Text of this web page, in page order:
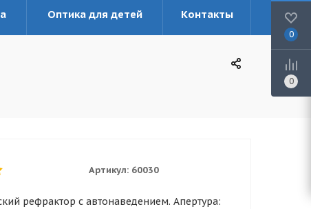
Оптика для детей Контакты
Артикул: 60030
рефрактор с автонаведением. Апертура:
0
0